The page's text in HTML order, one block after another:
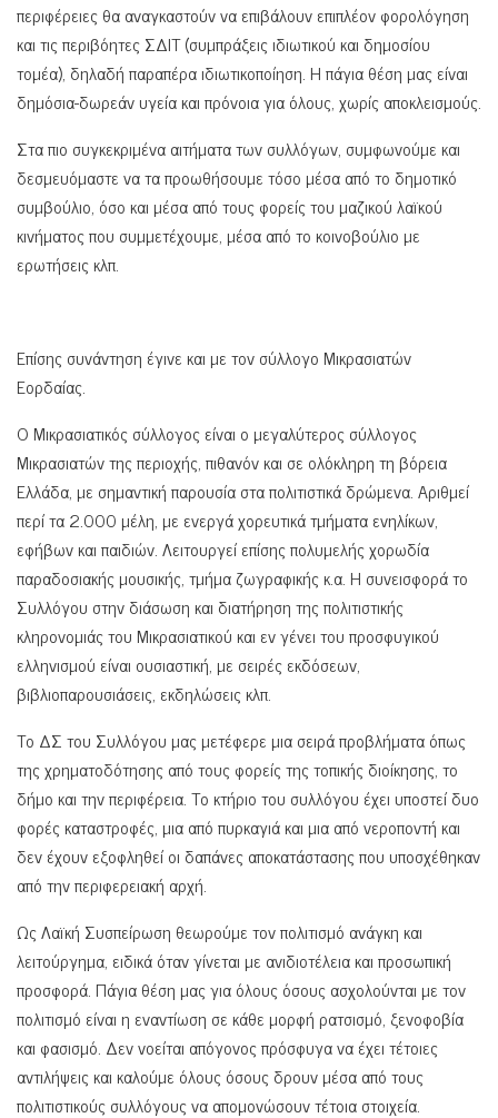
περιφέρειες θα αναγκαστούν να επιβάλουν επιπλέον φορολόγηση
και τις περιβόητες ΣΔΙΤ (συμπράξεις ιδιωτικού και δημοσίου
τομέα), δηλαδή παραπέρα ιδιωτικοποίηση. Η πάγια θέση μας είναι
δημόσια-δωρεάν υγεία και πρόνοια για όλους, χωρίς αποκλεισμούς.
Στα πιο συγκεκριμένα αιτήματα των συλλόγων, συμφωνούμε και
δεσμευόμαστε να τα προωθήσουμε τόσο μέσα από το δημοτικό
συμβούλιο, όσο και μέσα από τους φορείς του μαζικού λαϊκού
κινήματος που συμμετέχουμε, μέσα από το κοινοβούλιο με
ερωτήσεις κλπ.
Επίσης συνάντηση έγινε και με τον σύλλογο Μικρασιατών
Εορδαίας.
Ο Μικρασιατικός σύλλογος είναι ο μεγαλύτερος σύλλογος
Μικρασιατών της περιοχής, πιθανόν και σε ολόκληρη τη βόρεια
Ελλάδα, με σημαντική παρουσία στα πολιτιστικά δρώμενα. Αριθμεί
περί τα 2.000 μέλη, με ενεργά χορευτικά τμήματα ενηλίκων,
εφήβων και παιδιών. Λειτουργεί επίσης πολυμελής χορωδία
παραδοσιακής μουσικής, τμήμα ζωγραφικής κ.α. Η συνεισφορά το
Συλλόγου στην διάσωση και διατήρηση της πολιτιστικής
κληρονομιάς του Μικρασιατικού και εν γένει του προσφυγικού
ελληνισμού είναι ουσιαστική, με σειρές εκδόσεων,
βιβλιοπαρουσιάσεις, εκδηλώσεις κλπ.
Το ΔΣ του Συλλόγου μας μετέφερε μια σειρά προβλήματα όπως
της χρηματοδότησης από τους φορείς της τοπικής διοίκησης, το
δήμο και την περιφέρεια. Το κτήριο του συλλόγου έχει υποστεί δυο
φορές καταστροφές, μια από πυρκαγιά και μια από νεροποντή και
δεν έχουν εξοφληθεί οι δαπάνες αποκατάστασης που υποσχέθηκαν
από την περιφερειακή αρχή.
Ως Λαϊκή Συσπείρωση θεωρούμε τον πολιτισμό ανάγκη και
λειτούργημα, ειδικά όταν γίνεται με ανιδιοτέλεια και προσωπική
προσφορά. Πάγια θέση μας για όλους όσους ασχολούνται με τον
πολιτισμό είναι η εναντίωση σε κάθε μορφή ρατσισμό, ξενοφοβία
και φασισμό. Δεν νοείται απόγονος πρόσφυγα να έχει τέτοιες
αντιλήψεις και καλούμε όλους όσους δρουν μέσα από τους
πολιτιστικούς συλλόγους να απομονώσουν τέτοια στοιχεία.